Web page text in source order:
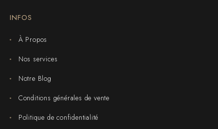
INFOS
À Propos
Nos services
Notre Blog
Conditions générales de vente
Politique de confidentialité